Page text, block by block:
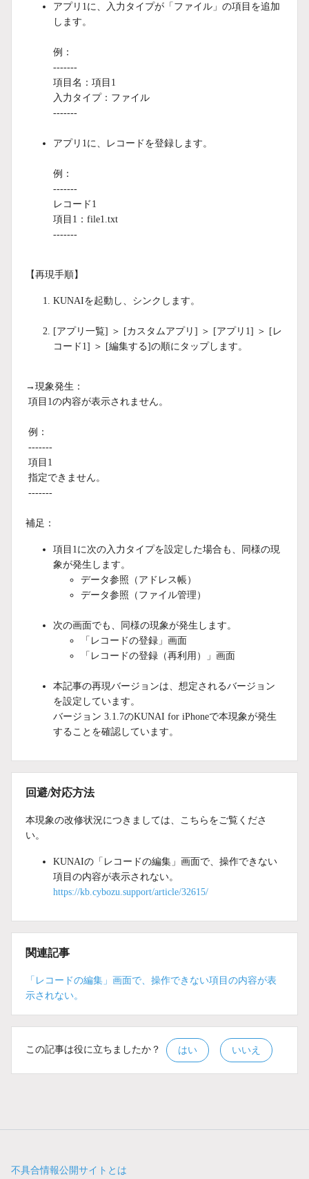
アプリ1に、入力タイプが「ファイル」の項目を追加
します。
例：
-------
項目名：項目1
入力タイプ：ファイル
-------
アプリ1に、レコードを登録します。
例：
-------
レコード1
項目1：file1.txt
-------
【再現手順】
KUNAIを起動し、シンクします。
[アプリ一覧] ＞ [カスタムアプリ] ＞ [アプリ1] ＞ [レ
コード1] ＞ [編集する]の順にタップします。
→現象発生：
項目1の内容が表示されません。
例：
-------
項目1
指定できません。
-------
補足：
項目1に次の入力タイプを設定した場合も、同様の現
象が発生します。
データ参照（アドレス帳）
データ参照（ファイル管理）
次の画面でも、同様の現象が発生します。
「レコードの登録」画面
「レコードの登録（再利用）」画面
本記事の再現バージョンは、想定されるバージョン
を設定しています。
バージョン 3.1.7のKUNAI for iPhoneで本現象が発生
することを確認しています。
回避/対応方法
本現象の改修状況につきましては、こちらをご覧くださ
い。
KUNAIの「レコードの編集」画面で、操作できない
項目の内容が表示されない。
https://kb.cybozu.support/article/32615/
関連記事
「レコードの編集」画面で、操作できない項目の内容が表
示されない。
この記事は役に立ちましたか？ はい いいえ
不具合情報公開サイトとは